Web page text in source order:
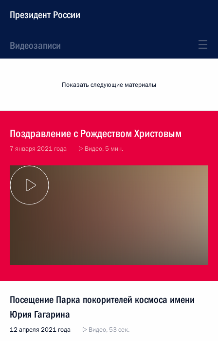
Президент России
Видеозаписи
Показать следующие материалы
Поздравление с Рождеством Христовым
7 января 2021 года Видео, 5 мин.
Посещение Парка покорителей космоса имени
Юрия Гагарина
12 апреля 2021 года Видео, 53 сек.